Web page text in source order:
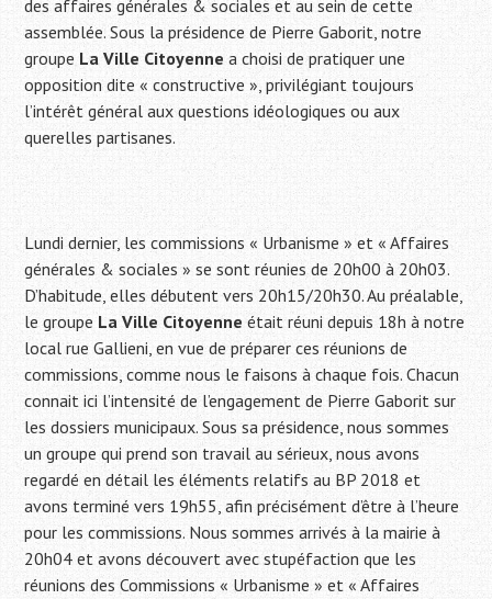
des affaires générales & sociales et au sein de cette
assemblée. Sous la présidence de Pierre Gaborit, notre
groupe La Ville Citoyenne a choisi de pratiquer une
opposition dite « constructive », privilégiant toujours
l’intérêt général aux questions idéologiques ou aux
querelles partisanes.
Lundi dernier, les commissions « Urbanisme » et « Affaires
générales & sociales » se sont réunies de 20h00 à 20h03.
D’habitude, elles débutent vers 20h15/20h30. Au préalable,
le groupe La Ville Citoyenne était réuni depuis 18h à notre
local rue Gallieni, en vue de préparer ces réunions de
commissions, comme nous le faisons à chaque fois. Chacun
connait ici l’intensité de l’engagement de Pierre Gaborit sur
les dossiers municipaux. Sous sa présidence, nous sommes
un groupe qui prend son travail au sérieux, nous avons
regardé en détail les éléments relatifs au BP 2018 et
avons terminé vers 19h55, afin précisément d’être à l’heure
pour les commissions. Nous sommes arrivés à la mairie à
20h04 et avons découvert avec stupéfaction que les
réunions des Commissions « Urbanisme » et « Affaires